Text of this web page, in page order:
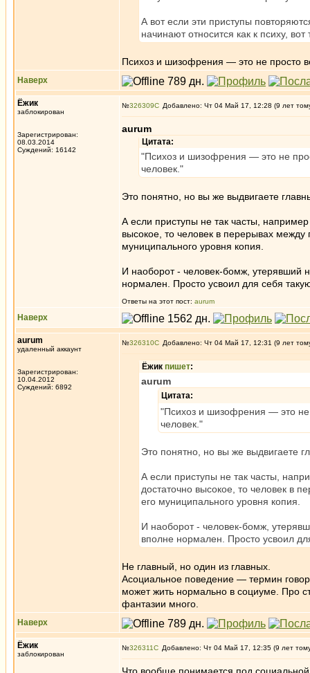
А вот если эти приступы
начинают относится как к психу,
Психоз и шизофрения — это не просто
Наверх
Ёжик
заблокирован
Зарегистрирован:
08.03.2014
Суждений: 16142
№326309 Добавлено: Чт 04 Май 17, 12:28 (9 лет
aurum
Цитата:
"Психоз и шизофрения — это не
человек."
Это понятно, но вы же выдвигаете
А если приступы не так часты,
высокое, то человек в перерывах
муниципального уровня копия.
И наоборот - человек-бомж, утерявший
нормален. Просто усвоил для себя
Ответы на этот пост: aurum
Наверх
aurum
удаленный аккаунт
Зарегистрирован:
10.04.2012
Суждений: 6892
№326310 Добавлено: Чт 04 Май 17, 12:31 (9 лет
Ёжик пишет:
aurum
Цитата:
"Психоз и шизофрения — это не
человек."
Это понятно, но вы же выдвигаете
А если приступы не так часты,
достаточно высокое, то человек в
его муниципального уровня копия.
И наоборот - человек-бомж,
вполне нормален. Просто усвоил
Не главный, но один из главных.
Асоциальное поведение — термин
может жить нормально в социуме. Про
фантазии много.
Наверх
Ёжик
заблокирован
№326311 Добавлено: Чт 04 Май 17, 12:35 (9 лет